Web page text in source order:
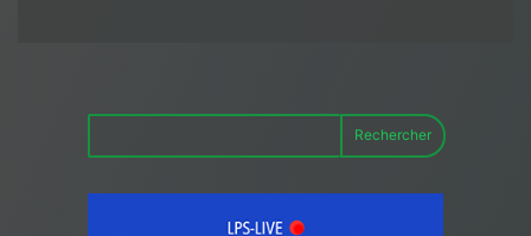
Rechercher